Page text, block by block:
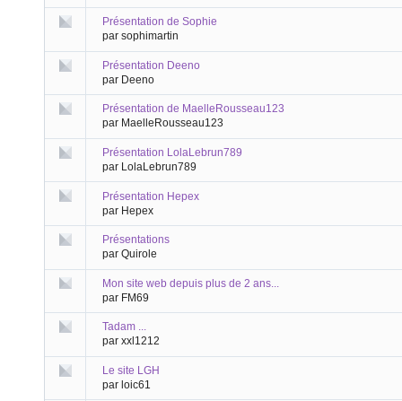
Présentation de Sophie
par sophimartin
Présentation Deeno
par Deeno
Présentation de MaelleRousseau123
par MaelleRousseau123
Présentation LolaLebrun789
par LolaLebrun789
Présentation Hepex
par Hepex
Présentations
par Quirole
Mon site web depuis plus de 2 ans...
par FM69
Tadam ...
par xxl1212
Le site LGH
par loic61